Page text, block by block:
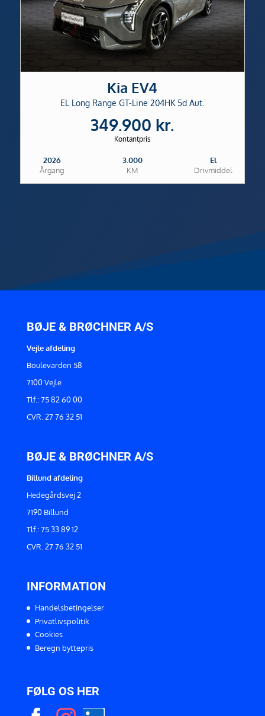
Kia EV4
EL Long Range GT-Line 204HK 5d Aut.
349.900 kr.
Kontantpris
2026
Årgang
3.000
KM
El
Drivmiddel
BØJE & BRØCHNER A/S
Vejle afdeling
Boulevarden 58
7100 Vejle
Tlf.: 75 82 60 00
CVR. 27 76 32 51
BØJE & BRØCHNER A/S
Billund afdeling
Hedegårdsvej 2
7190 Billund
Tlf.: 75 33 89 12
CVR. 27 76 32 51
INFORMATION
Handelsbetingelser
Privatlivspolitik
Cookies
Beregn byttepris
FØLG OS HER